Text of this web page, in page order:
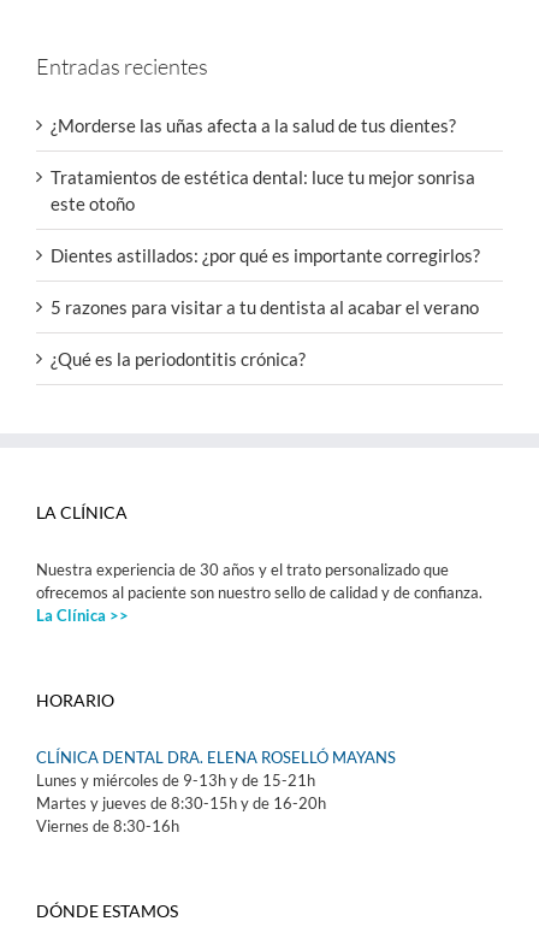
Entradas recientes
¿Morderse las uñas afecta a la salud de tus dientes?
Tratamientos de estética dental: luce tu mejor sonrisa
este otoño
Dientes astillados: ¿por qué es importante corregirlos?
5 razones para visitar a tu dentista al acabar el verano
¿Qué es la periodontitis crónica?
LA CLÍNICA
Nuestra experiencia de 30 años y el trato personalizado que
ofrecemos al paciente son nuestro sello de calidad y de confianza.
La Clínica >>
HORARIO
CLÍNICA DENTAL DRA. ELENA ROSELLÓ MAYANS
Lunes y miércoles de 9-13h y de 15-21h
Martes y jueves de 8:30-15h y de 16-20h
Viernes de 8:30-16h
DÓNDE ESTAMOS